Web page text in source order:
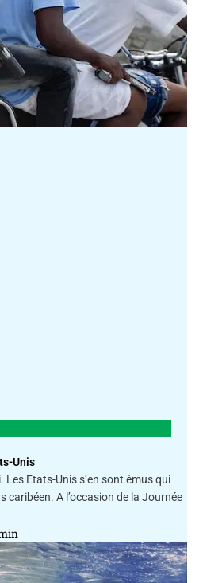
Unis
Etats-Unis s’en sont émus qui
caribéen. A l’occasion de la Journée